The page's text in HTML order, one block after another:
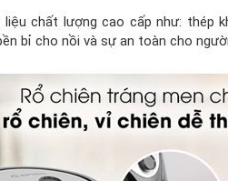
chất lượng cao cấp như: thép
bỉ cho nồi và sự an toàn cho